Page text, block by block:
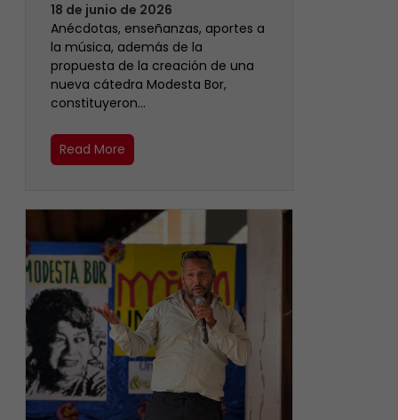
18 de junio de 2026
Anécdotas, enseñanzas, aportes a
la música, además de la
propuesta de la creación de una
nueva cátedra Modesta Bor,
constituyeron…
Read More